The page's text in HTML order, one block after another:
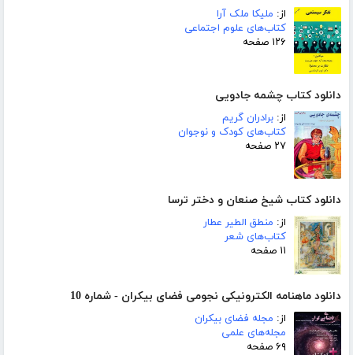
از: ملیکا ملک آرا
کتاب‌های علوم اجتماعی
۱۲۶ صفحه
دانلود کتاب چشمه جادویی
از: برادران گریم
کتاب‌های کودک و نوجوان
۲۷ صفحه
دانلود کتاب شیخ صنعان و دختر ترسا
از: منطق الطیر عطار
کتاب‌های شعر
۱۱ صفحه
دانلود ماهنامه الکترونیکی نجومی فضای بیکران - شماره 10
از: مجله فضای بیکران
مجله‌های علمی
۶۹ صفحه